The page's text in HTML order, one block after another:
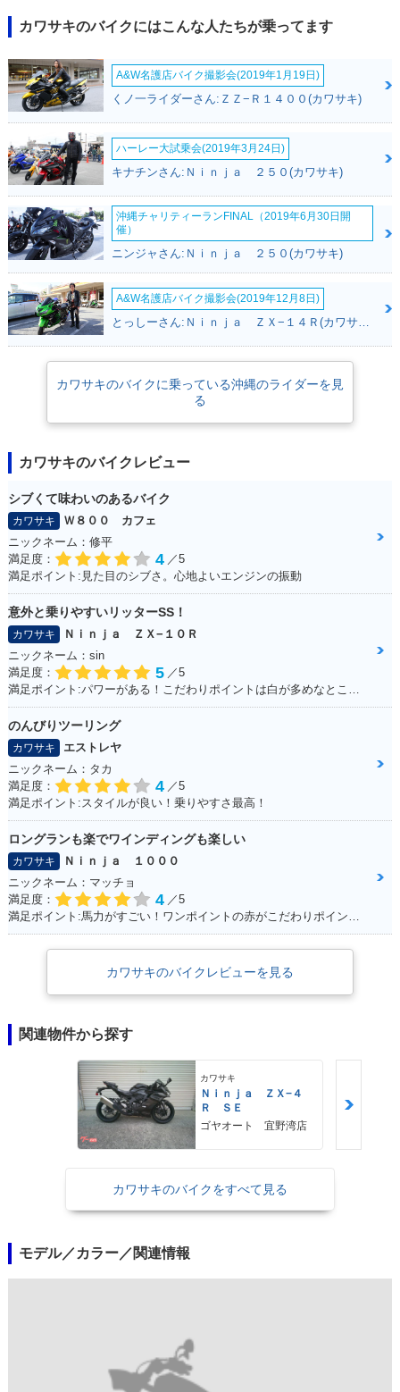
カワサキのバイクにはこんな人たちが乗ってます
A&W名護店バイク撮影会(2019年1月19日)
くノ一ライダーさん:ＺＺ−Ｒ１４００(カワサキ)
ハーレー大試乗会(2019年3月24日)
キナチンさん:Ｎｉｎｊａ ２５０(カワサキ)
沖縄チャリティーランFINAL（2019年6月30日開
催）
ニンジャさん:Ｎｉｎｊａ ２５０(カワサキ)
A&W名護店バイク撮影会(2019年12月8日)
カワサキのバイクに乗っている沖縄のライダーを見
る
カワサキのバイクレビュー
シブくて味わいのあるバイク
カワサキ
Ｗ８００ カフェ
ニックネーム：修平
満足度：
4 ／5
満足ポイント:見た目のシブさ。心地よいエンジンの振動
意外と乗りやすいリッターSS！
カワサキ
Ｎｉｎｊａ ＺＸ−１０Ｒ
ニックネーム：sin
満足度：
5 ／5
満足ポイント:パワーがある！こだわりポイントは白が多めなところ！
のんびりツーリング
カワサキ
エストレヤ
ニックネーム：タカ
満足度：
4 ／5
満足ポイント:スタイルが良い！乗りやすさ最高！
ロングランも楽でワインディングも楽しい
カワサキ
Ｎｉｎｊａ １０００
ニックネーム：マッチョ
満足度：
4 ／5
満足ポイント:馬力がすごい！ワンポイントの赤がこだわりポイントです。
カワサキのバイクレビューを見る
関連物件から探す
カワサキ
Ｎｉｎｊａ ＺＸ−４
Ｒ ＳＥ
ゴヤオート 宜野湾店
カワサキのバイクをすべて見る
モデル／カラー／関連情報